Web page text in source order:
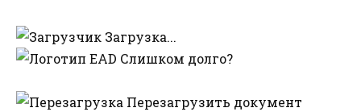
Загрузка...
Слишком долго?
Перезагрузить документ